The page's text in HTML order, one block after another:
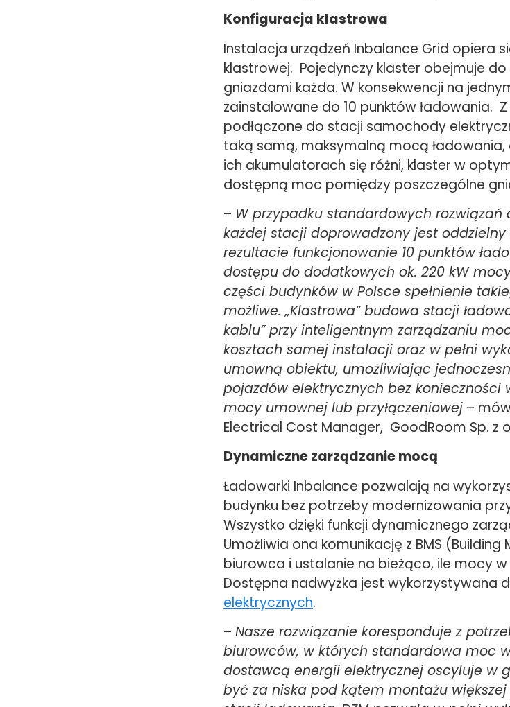
Konfiguracja klastrowa
Instalacja urządzeń Inbalance Grid opiera
klastrowej. Pojedynczy klaster obejmuje do
gniazdami każda. W konsekwencji na
zainstalowane do 10 punktów ładowania.
podłączone do stacji samochody
taką samą, maksymalną mocą
ich akumulatorach się różni, klaster w
dostępną moc pomiędzy poszczególne
– W przypadku standardowych
każdej stacji doprowadzony jest
rezultacie funkcjonowanie 10 punktów
dostępu do dodatkowych ok. 220 kW
części budynków w Polsce spełnienie
możliwe. „Klastrowa” budowa stacji
kablu” przy inteligentnym zarządzaniu
kosztach samej instalacji oraz w pełni
umowną obiektu, umożliwiając
pojazdów elektrycznych bez konieczności
mocy umownej lub przyłączeniowej –
Electrical Cost Manager, GoodRoom Sp. z
Dynamiczne zarządzanie mocą
Ładowarki Inbalance pozwalają na
budynku bez potrzeby modernizowania
Wszystko dzięki funkcji dynamicznego
Umożliwia ona komunikację z BMS
biurowca i ustalanie na bieżąco, ile mocy
Dostępna nadwyżka jest wykorzystywana
elektrycznych.
– Nasze rozwiązanie koresponduje z
biurowców, w których standardowa moc
dostawcą energii elektrycznej oscyluje w
być za niska pod kątem montażu